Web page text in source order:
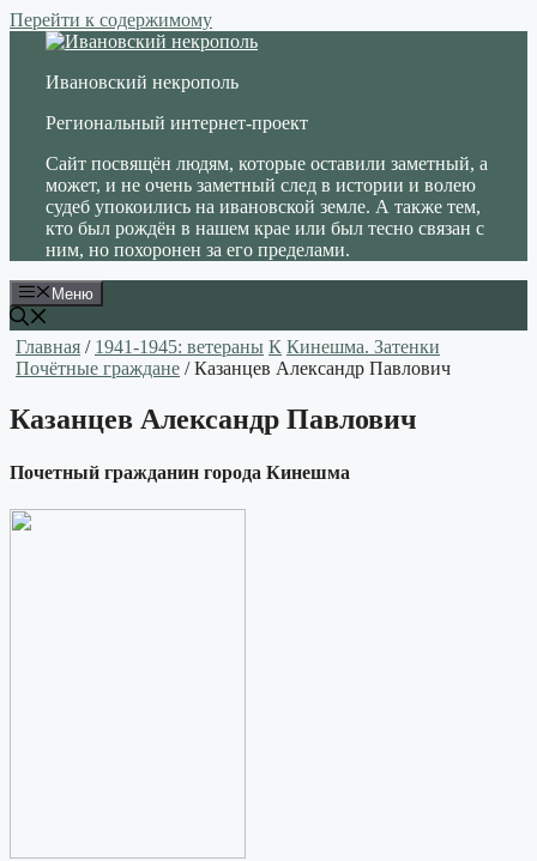
Перейти к содержимому
Ивановский некрополь
Региональный интернет-проект
Сайт посвящён людям, которые оставили заметный, а
может, и не очень заметный след в истории и волею
судеб упокоились на ивановской земле. А также тем,
кто был рождён в нашем крае или был тесно связан с
ним, но похоронен за его пределами.
Меню
Главная / 1941-1945: ветераны К Кинешма. Затенки
Почётные граждане / Казанцев Александр Павлович
Казанцев Александр Павлович
Почетный гражданин города Кинешма